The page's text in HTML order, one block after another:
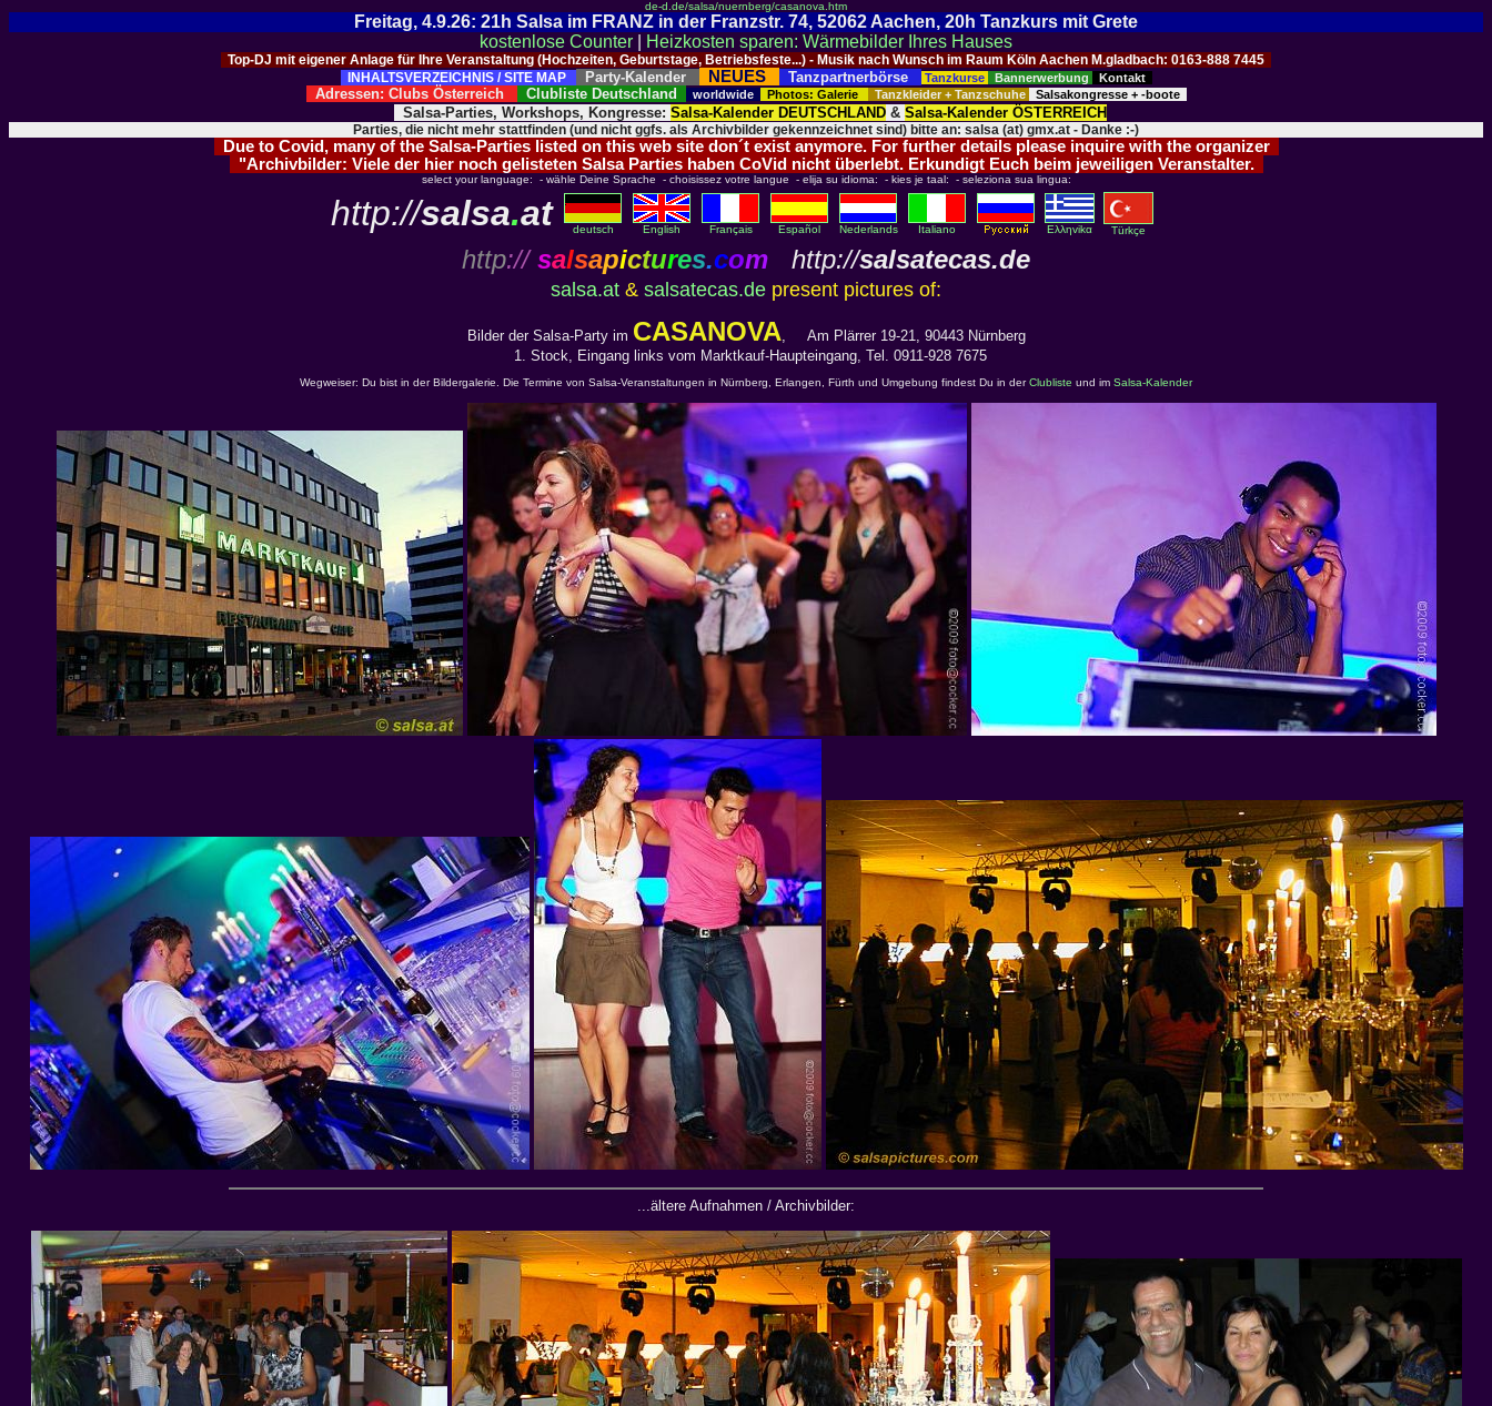
de-d.de/salsa/nuernberg/casanova.htm
Freitag, 4.9.26: 21h Salsa im FRANZ in der Franzstr. 74, 52062 Aachen, 20h Tanzkurs mit Grete
kostenlose Counter
Heizkosten sparen: Wärmebilder Ihres Hauses
Top-DJ mit eigener Anlage für Ihre Veranstaltung (Hochzeiten, Geburtstage, Betriebsfeste...) - Musik nach Wunsch im Raum Köln Aachen M.gladbach: 0163-888 7445
INHALTSVERZEICHNIS / SITE MAP
Party-Kalender NEUES Tanzpartnerbörse Tanzkurse Bannerwerbung Kontakt
Adressen: Clubs Österreich Clubliste Deutschland worldwide Photos: Galerie Tanzkleider + Tanzschuhe Salsakongresse + -boote
Salsa-Parties, Workshops, Kongresse: Salsa-Kalender DEUTSCHLAND & Salsa-Kalender ÖSTERREICH
Parties, die nicht mehr stattfinden (und nicht ggfs. als Archivbilder gekennzeichnet sind) bitte an: salsa (at) gmx.at - Danke :-)
Due to Covid, many of the Salsa-Parties listed on this web site don´t exist anymore. For further details please inquire with the organizer
"Archivbilder: Viele der hier noch gelisteten Salsa Parties haben CoVid nicht überlebt. Erkundigt Euch beim jeweiligen Veranstalter.
select your language: - wähle Deine Sprache - choisissez votre langue - elija su idioma: - kies je taal: - seleziona sua lingua:
http://salsa.at deutsch English Français Español Nederlands Italiano Eλληvikα Türkçe
http:// salsapictures.com http://salsatecas.de
salsa.at & salsatecas.de present pictures of:
Bilder der Salsa-Party im CASANOVA, Am Plärrer 19-21, 90443 Nürnberg
1. Stock, Eingang links vom Marktkauf-Haupteingang, Tel. 0911-928 7675
Wegweiser: Du bist in der Bildergalerie. Die Termine von Salsa-Veranstaltungen in Nürnberg, Erlangen, Fürth und Umgebung findest Du in derClubliste und im Salsa-Kalender
...ältere Aufnahmen / Archivbilder: